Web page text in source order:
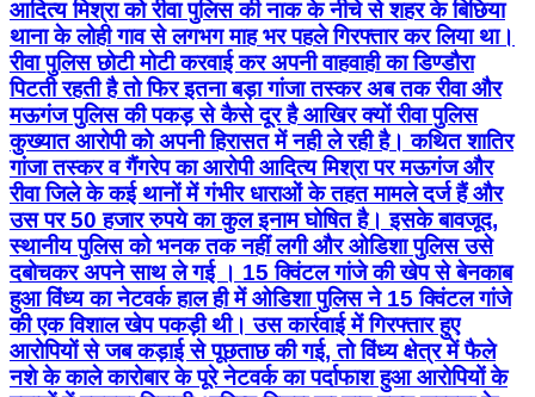
आदित्य मिश्रा को रीवा पुलिस की नाक के नीचे से शहर के बिछिया
थाना के लोही गाव से लगभग माह भर पहले गिरफ्तार कर लिया था।
रीवा पुलिस छोटी मोटी करवाई कर अपनी वाहवाही का डिण्डौरा
पिटती रहती है तो फिर इतना बड़ा गांजा तस्कर अब तक रीवा और
मऊगंज पुलिस की पकड़ से कैसे दूर है आखिर क्यों रीवा पुलिस
कुख्यात आरोपी को अपनी हिरासत में नही ले रही है। कथित शातिर
गांजा तस्कर व गैंगरेप का आरोपी आदित्य मिश्रा पर मऊगंज और
रीवा जिले के कई थानों में गंभीर धाराओं के तहत मामले दर्ज हैं और
उस पर 50 हजार रुपये का कुल इनाम घोषित है। इसके बावजूद,
स्थानीय पुलिस को भनक तक नहीं लगी और ओडिशा पुलिस उसे
दबोचकर अपने साथ ले गई । 15 क्विंटल गांजे की खेप से बेनकाब
हुआ विंध्य का नेटवर्क हाल ही में ओडिशा पुलिस ने 15 क्विंटल गांजे
की एक विशाल खेप पकड़ी थी। उस कार्रवाई में गिरफ्तार हुए
आरोपियों से जब कड़ाई से पूछताछ की गई, तो विंध्य क्षेत्र में फैले
नशे के काले कारोबार के पूरे नेटवर्क का पर्दाफाश हुआ आरोपियों के